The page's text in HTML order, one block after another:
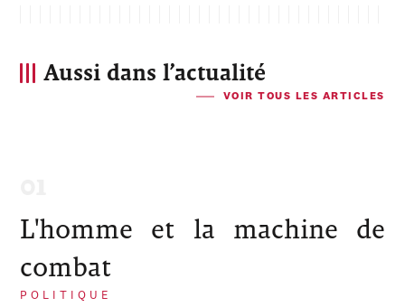
Aussi dans l’actualité
VOIR TOUS LES ARTICLES
L'homme et la machine de
combat
POLITIQUE